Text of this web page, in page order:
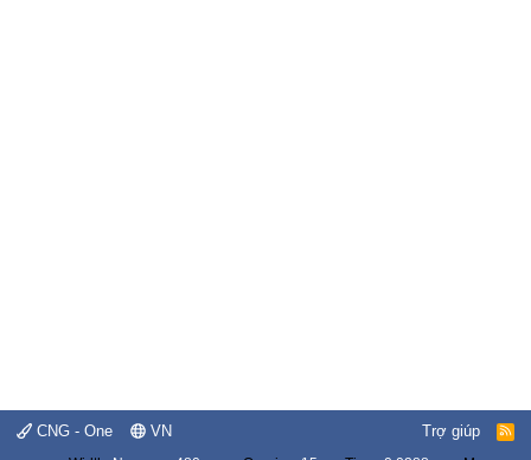
CNG - One VN Trợ giúp
R